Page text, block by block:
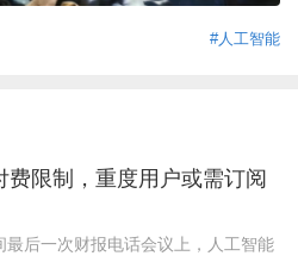
#人工智能
限制，重度用户或需订阅
最后一次财报电话会议上，人工智能